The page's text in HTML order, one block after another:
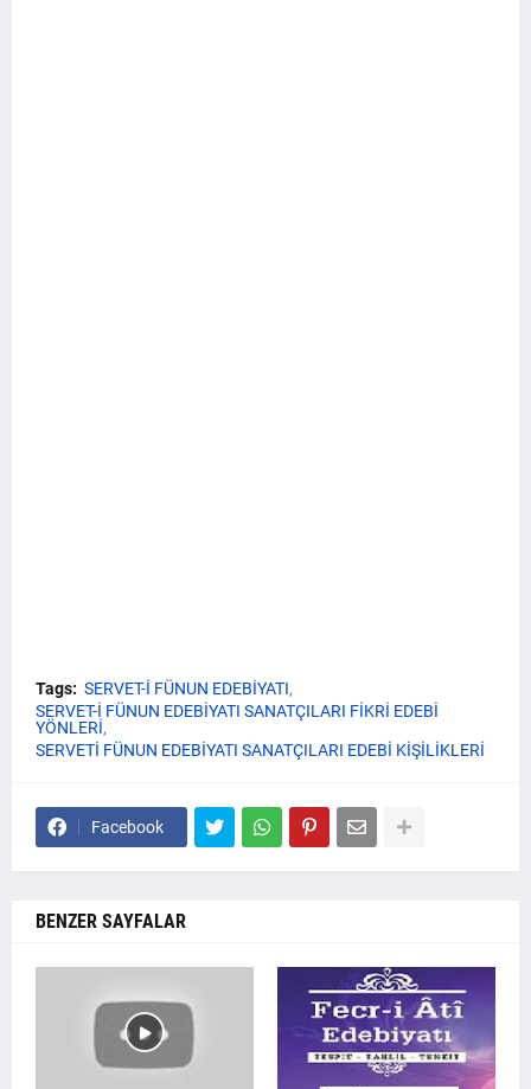
Tags: SERVET-İ FÜNUN EDEBİYATI
SERVET-İ FÜNUN EDEBİYATI SANATÇILARI FİKRİ EDEBİ
YÖNLERİ
SERVETİ FÜNUN EDEBİYATI SANATÇILARI EDEBİ KİŞİLİKLERİ
Facebook
BENZER SAYFALAR